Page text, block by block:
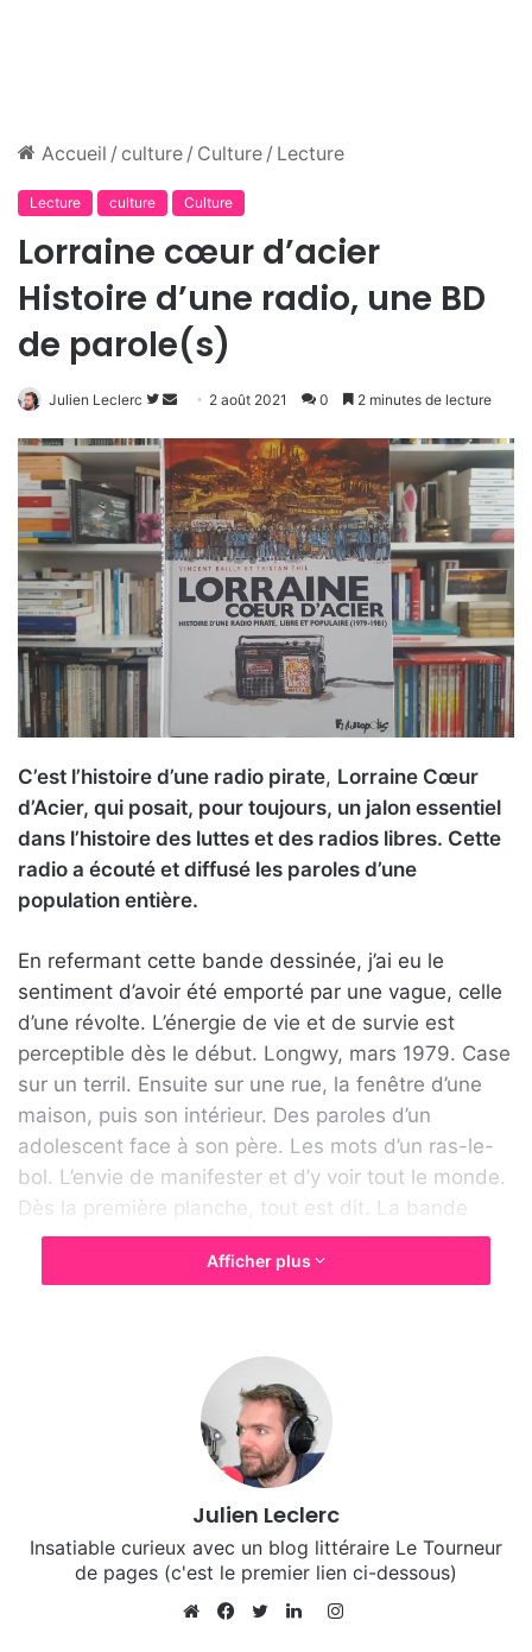
Accueil / culture / Culture / Lecture
Lecture culture Culture
Lorraine cœur d’acier
Histoire d’une radio, une BD
de parole(s)
Julien Leclerc
Suivre
Twitter
Envoyer
courriel
2 août 2021 0 2 minutes de lecture
C’est l’histoire d’une radio pirate, Lorraine Cœur
d’Acier, qui posait, pour toujours, un jalon essentiel
dans l’histoire des luttes et des radios libres. Cette
radio a écouté et diffusé les paroles d’une
population entière.
En refermant cette bande dessinée, j’ai eu le
sentiment d’avoir été emporté par une vague, celle
d’une révolte. L’énergie de vie et de survie est
perceptible dès le début. Longwy, mars 1979. Case
sur un terril. Ensuite sur une rue, la fenêtre d’une
maison, puis son intérieur. Des paroles d’un
adolescent face à son père. Les mots d’un ras-le-
bol. L’envie de manifester et d’y voir tout le monde.
Dès la première planche, tout est dit. La bande
dessinée mêlera le destin individuel, celle de cette
famille divisée politiquement, et le bien commun. Le
bouleversant. Il s’agit de prendre parti pour la
situation dans sa globalité, de récolter toutes les
voix pour comprendre une situation. Entendre tout
le monde pour mieux comprendre. La politique, les
opinions se confrontent par les mots et c’est alors
que le politique retrouve son sens, celui de vivre
ensemble dans une cité.
Afficher plus
Julien Leclerc
Insatiable curieux avec un blog littéraire Le Tourneur
de pages (c'est le premier lien ci-dessous)
Instagram